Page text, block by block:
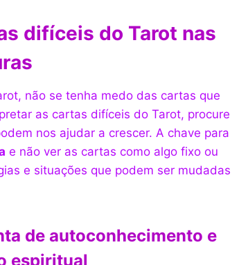
difíceis do Tarot nas
não se tenha medo das cartas que
as cartas difíceis do Tarot, procure
nos ajudar a crescer. A chave para
e não ver as cartas como algo fixo ou
e situações que podem ser mudadas
de autoconhecimento e
espiritual